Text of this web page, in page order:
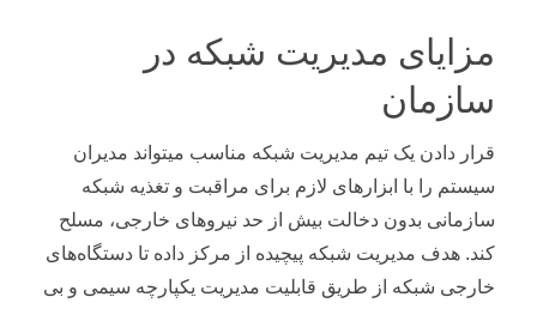
مزایای مدیریت شبکه در
سازمان
قرار دادن یک تیم مدیریت شبکه مناسب میتواند مدیران
سیستم را با ابزارهای لازم برای مراقبت و تغذیه شبکه
سازمانی بدون دخالت بیش از حد نیروهای خارجی، مسلح
کند. هدف مدیریت شبکه پیچیده از مرکز داده تا دستگاه‌های
خارجی شبکه از طریق قابلیت مدیریت یکپارچه سیمی و بی